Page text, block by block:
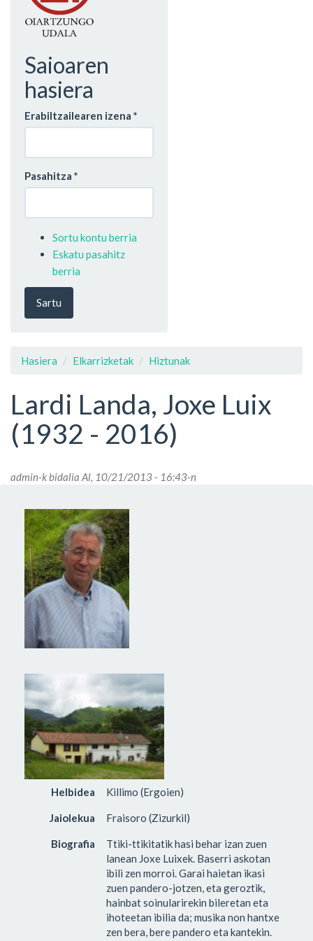
Saioaren
hasiera
Erabiltzailearen izena *
Pasahitza *
Sortu kontu berria
Eskatu pasahitz
berria
Sartu
Hasiera Elkarrizketak Hiztunak
Lardi Landa, Joxe Luix
(1932 - 2016)
admin-k bidalia Al, 10/21/2013 - 16:43-n
Helbidea Killimo (Ergoien)
Jaiolekua Fraisoro (Zizurkil)
Biografia
Ttiki-ttikitatik hasi behar izan zuen
lanean Joxe Luixek. Baserri askotan
ibili zen morroi. Garai haietan ikasi
zuen pandero-jotzen, eta geroztik,
hainbat soinularirekin bileretan eta
ihoteetan ibilia da; musika non hantxe
zen bera, bere pandero eta kantekin.